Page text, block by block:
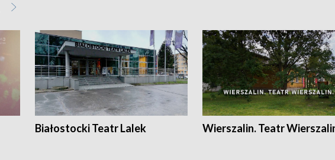
Białostocki Teatr Lalek Wierszalin. Teatr